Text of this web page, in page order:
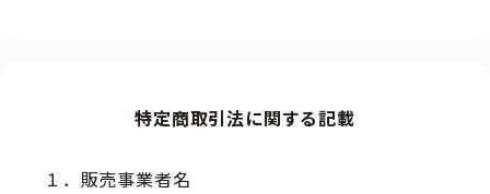
特定商取引法に関する記載
１．販売事業者名